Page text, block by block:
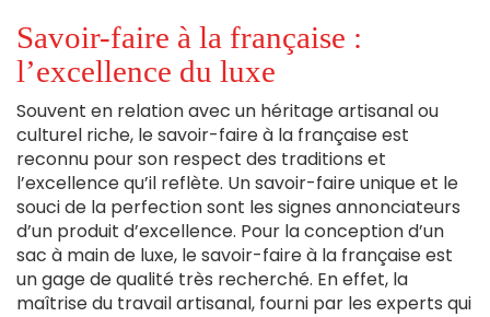
Savoir-faire à la française :
l’excellence du luxe
Souvent en relation avec un héritage artisanal ou
culturel riche, le savoir-faire à la française est
reconnu pour son respect des traditions et
l’excellence qu’il reflète. Un savoir-faire unique et le
souci de la perfection sont les signes annonciateurs
d’un produit d’excellence. Pour la conception d’un
sac à main de luxe, le savoir-faire à la française est
un gage de qualité très recherché. En effet, la
maîtrise du travail artisanal, fourni par les experts qui